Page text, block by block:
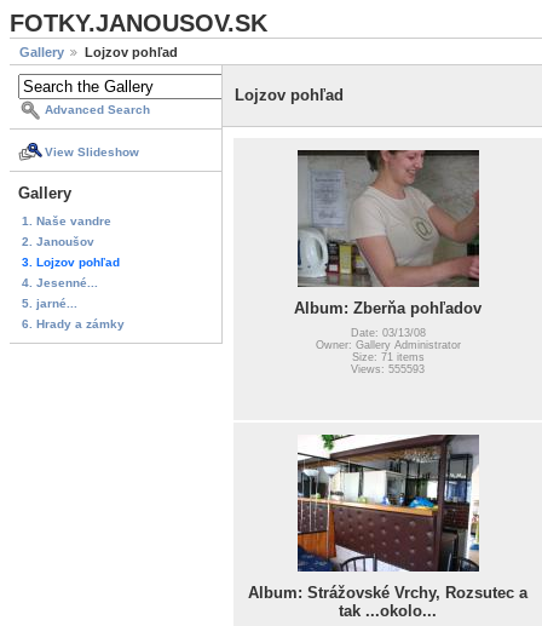
FOTKY.JANOUSOV.SK
Gallery Lojzov pohľad
Advanced Search
View Slideshow
Gallery
1. Naše vandre
2. Janoušov
3. Lojzov pohľad
4. Jesenné...
5. jarné...
6. Hrady a zámky
Lojzov pohľad
Album: Zberňa pohľadov
Date: 03/13/08
Owner: Gallery Administrator
Size: 71 items
Views: 555593
Album: Strážovské Vrchy, Rozsutec a
tak ...okolo...